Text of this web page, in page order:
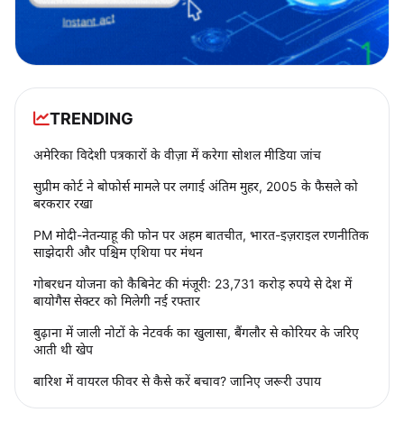
TRENDING
अमेरिका विदेशी पत्रकारों के वीज़ा में करेगा सोशल मीडिया जांच
सुप्रीम कोर्ट ने बोफोर्स मामले पर लगाई अंतिम मुहर, 2005 के फैसले को
बरकरार रखा
PM मोदी-नेतन्याहू की फोन पर अहम बातचीत, भारत-इज़राइल रणनीतिक
साझेदारी और पश्चिम एशिया पर मंथन
गोबरधन योजना को कैबिनेट की मंजूरी: 23,731 करोड़ रुपये से देश में
बायोगैस सेक्टर को मिलेगी नई रफ्तार
बुढ़ाना में जाली नोटों के नेटवर्क का खुलासा, बैंगलौर से कोरियर के जरिए
आती थी खेप
बारिश में वायरल फीवर से कैसे करें बचाव? जानिए जरूरी उपाय